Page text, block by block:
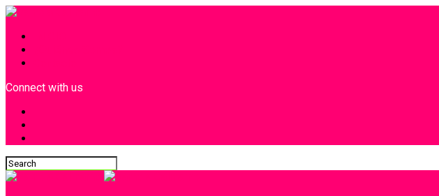
Connect with us